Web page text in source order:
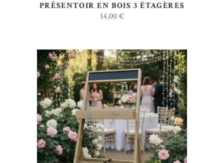
PRÉSENTOIR EN BOIS 3 ÉTAGÈRES
14,00€
AJOUTER AU DEVIS